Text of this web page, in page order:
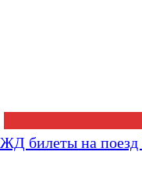
ЖД билеты на